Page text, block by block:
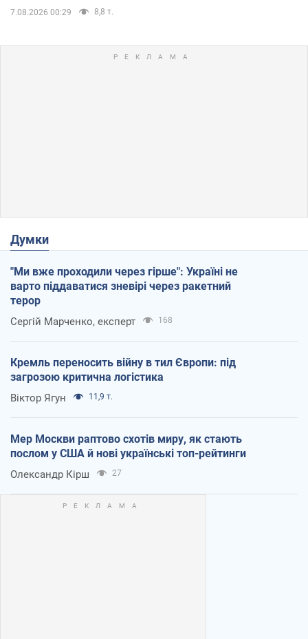
7.08.2026 00:29 8,8 т.
Думки
"Ми вже проходили через гірше": Україні не
варто піддаватися зневірі через ракетний
терор
Сергій Марченко, експерт 168
Кремль переносить війну в тил Європи: під
загрозою критична логістика
Віктор Ягун 11,9 т.
Мер Москви раптово схотів миру, як стають
послом у США й нові українські топ-рейтинги
Олександр Кірш 27